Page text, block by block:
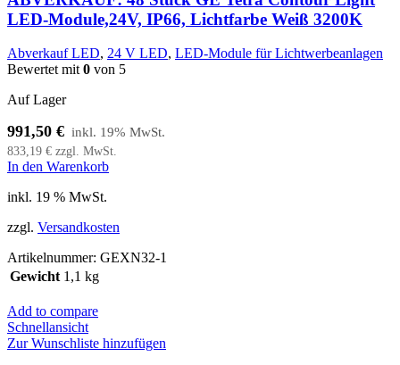
LED-Module,24V, IP66, Lichtfarbe Weiß 3200K
Abverkauf LED, 24 V LED, LED-Module für Lichtwerbeanlagen
Bewertet mit0 von 5
Auf Lager
991,50 €
833,19 € zzgl. MwSt.
In den Warenkorb
inkl. 19 % MwSt.
zzgl. Versandkosten
Artikelnummer: GEXN32-1
Gewicht 1,1 kg
Add to compare
Schnellansicht
Zur Wunschliste hinzufügen